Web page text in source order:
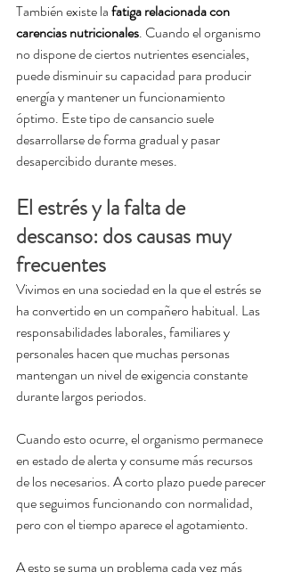
También existe la fatiga relacionada con
carencias nutricionales. Cuando el organismo
no dispone de ciertos nutrientes esenciales,
puede disminuir su capacidad para producir
energía y mantener un funcionamiento
óptimo. Este tipo de cansancio suele
desarrollarse de forma gradual y pasar
desapercibido durante meses.
El estrés y la falta de
descanso: dos causas muy
frecuentes
Vivimos en una sociedad en la que el estrés se
ha convertido en un compañero habitual. Las
responsabilidades laborales, familiares y
personales hacen que muchas personas
mantengan un nivel de exigencia constante
durante largos periodos.
Cuando esto ocurre, el organismo permanece
en estado de alerta y consume más recursos
de los necesarios. A corto plazo puede parecer
que seguimos funcionando con normalidad,
pero con el tiempo aparece el agotamiento.
A esto se suma un problema cada vez más